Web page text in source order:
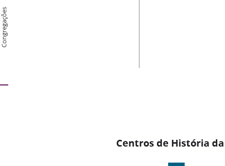
Congregações
Centros de História